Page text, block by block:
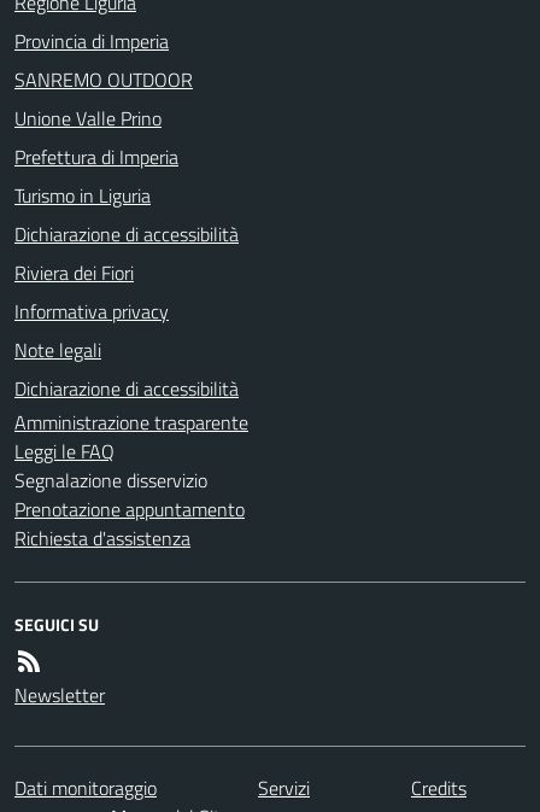
Provincia di Imperia
SANREMO OUTDOOR
Unione Valle Prino
Prefettura di Imperia
Turismo in Liguria
Dichiarazione di accessibilità
Riviera dei Fiori
Informativa privacy
Note legali
Dichiarazione di accessibilità
Amministrazione trasparente
Leggi le FAQ
Segnalazione disservizio
Prenotazione appuntamento
Richiesta d'assistenza
SEGUICI SU
Newsletter
Dati monitoraggio Servizi
Credits